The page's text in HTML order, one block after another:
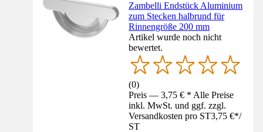
Zambelli Endstück Aluminium
zum Stecken halbrund für
Rinnengröße 200 mm
Artikel wurde noch nicht
bewertet.
(0)
Preis — 3,75 € * Alle Preise
inkl. MwSt. und ggf. zzgl.
Versandkosten pro ST3,75 €*/
ST